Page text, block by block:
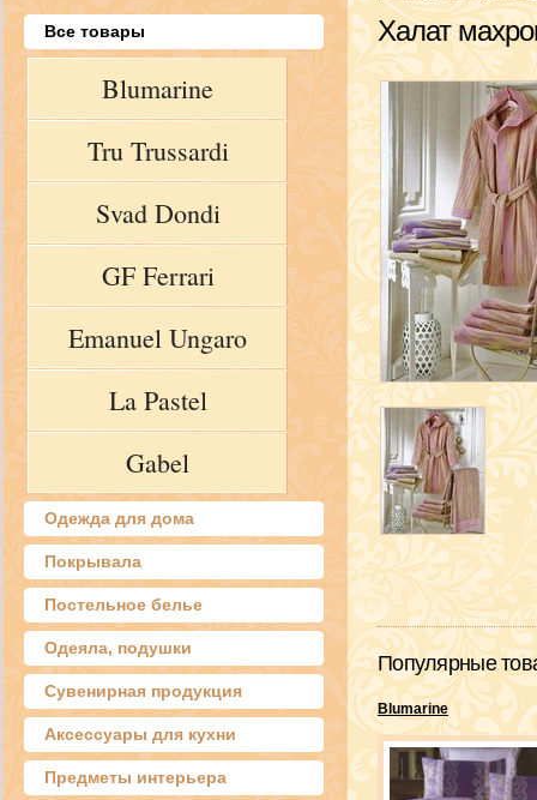
Все товары
Blumarine
Tru Trussardi
Svad Dondi
GF Ferrari
Emanuel Ungaro
La Pastel
Gabel
Одежда для дома
Покрывала
Постельное белье
Одеяла, подушки
Сувенирная продукция
Аксессуары для кухни
Предметы интерьера
Халат
Популярные
Blumarine